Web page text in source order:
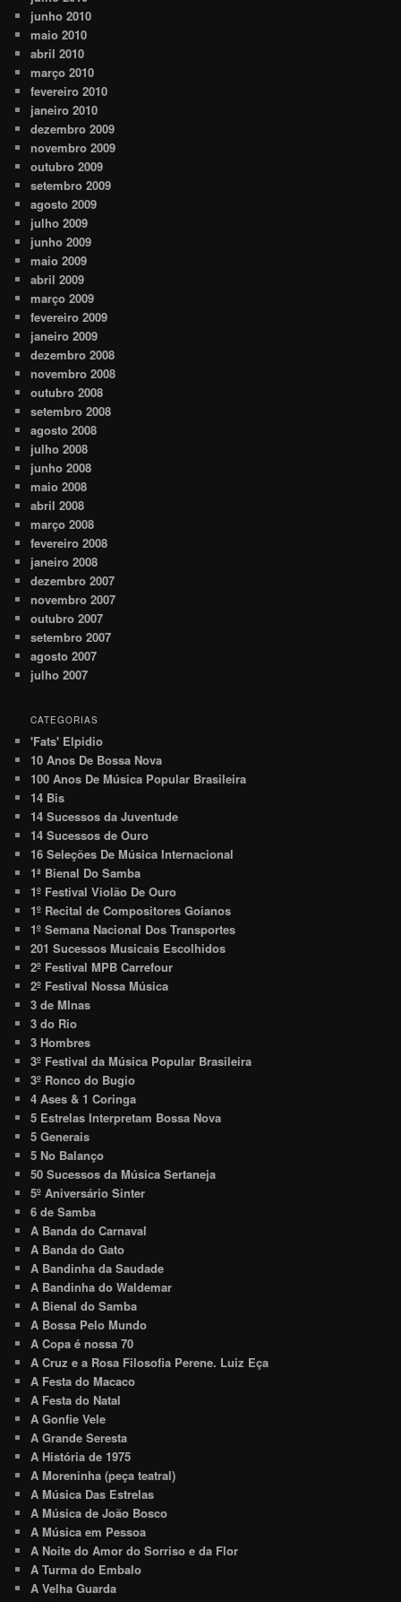
junho 2010
maio 2010
abril 2010
março 2010
fevereiro 2010
janeiro 2010
dezembro 2009
novembro 2009
outubro 2009
setembro 2009
agosto 2009
julho 2009
junho 2009
maio 2009
abril 2009
março 2009
fevereiro 2009
janeiro 2009
dezembro 2008
novembro 2008
outubro 2008
setembro 2008
agosto 2008
julho 2008
junho 2008
maio 2008
abril 2008
março 2008
fevereiro 2008
janeiro 2008
dezembro 2007
novembro 2007
outubro 2007
setembro 2007
agosto 2007
julho 2007
CATEGORIAS
'Fats' Elpidio
10 Anos De Bossa Nova
100 Anos De Música Popular Brasileira
14 Bis
14 Sucessos da Juventude
14 Sucessos de Ouro
16 Seleções De Música Internacional
1ª Bienal Do Samba
1º Festival Violão De Ouro
1º Recital de Compositores Goianos
1º Semana Nacional Dos Transportes
201 Sucessos Musicais Escolhidos
2º Festival MPB Carrefour
2º Festival Nossa Música
3 de MInas
3 do Rio
3 Hombres
3º Festival da Música Popular Brasileira
3º Ronco do Bugio
4 Ases & 1 Coringa
5 Estrelas Interpretam Bossa Nova
5 Generais
5 No Balanço
50 Sucessos da Música Sertaneja
5º Aniversário Sinter
6 de Samba
A Banda do Carnaval
A Banda do Gato
A Bandinha da Saudade
A Bandinha do Waldemar
A Bienal do Samba
A Bossa Pelo Mundo
A Copa é nossa 70
A Cruz e a Rosa Filosofia Perene. Luiz Eça
A Festa do Macaco
A Festa do Natal
A Gonfie Vele
A Grande Seresta
A História de 1975
A Moreninha (peça teatral)
A Música Das Estrelas
A Música de João Bosco
A Música em Pessoa
A Noite do Amor do Sorriso e da Flor
A Turma do Embalo
A Velha Guarda